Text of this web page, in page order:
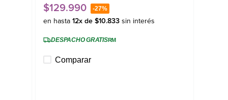
$129.990 -27%
en hasta 12x de $10.833 sin interés
DESPACHO GRATISRM
Comparar